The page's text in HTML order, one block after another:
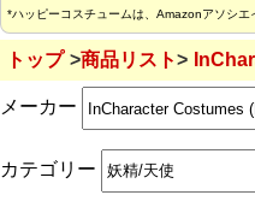
*ハッピーコスチュームは、Amazonアソシエ
トップ 商品リスト
メーカー
カテゴリー